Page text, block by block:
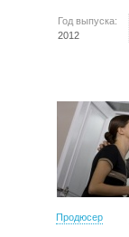
Год выпуска:
2012
Продюсер